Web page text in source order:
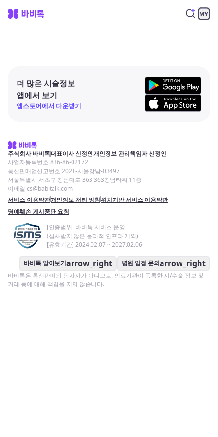
더 많은 시술정보
앱에서 보기
앱스토어에서 다운받기
주식회사 바비톡대표이사 신정인개인정보 관리책임자 신정인
사업자등록번호 836-86-02172
통신판매업신고번호 2021-서울강남-03497
서울특별시 서초구 강남대로 363 363강남타워 11층
이메일 cs@babitalk.com
서비스 이용약관개인정보 처리 방침위치기반 서비스 이용약관
명예훼손 게시중단 요청
[인증범위] 바비톡 서비스 운영
(심사받지 않은 물리적 인프라 제외)
[유효기간] 2024.02.07 ~ 2027.02.06
바비톡 알아보기arrow_right 병원 입점 문의arrow_right
바비톡은 통신판매의 당사자가 아니므로, 의료기관이 등록한 시/수술 정보 및
거래 등에 대해 책임을 지지 않습니다.